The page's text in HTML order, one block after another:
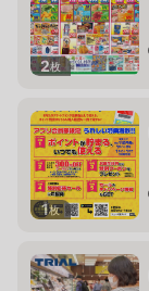
2枚
1枚